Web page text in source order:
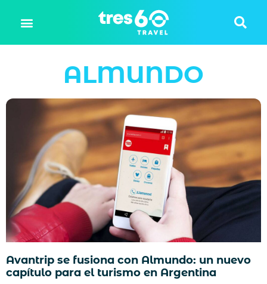
ALMUNDO
Avantrip se fusiona con Almundo: un nuevo
capítulo para el turismo en Argentina